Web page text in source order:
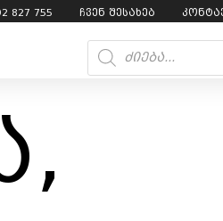
827 755 ჩვენ შესახებ